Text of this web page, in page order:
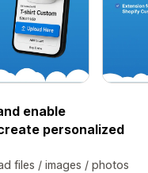
enable
personalized
files / images / photos